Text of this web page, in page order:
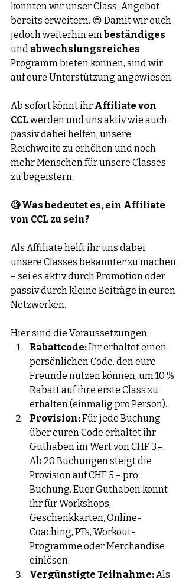
konnten wir unser Class-Angebot
bereits erweitern. 😍 Damit wir euch
jedoch weiterhin ein beständiges
und abwechslungsreiches
Programm bieten können, sind wir
auf eure Unterstützung angewiesen.
Ab sofort könnt ihr Affiliate von
CCL werden und uns aktiv wie auch
passiv dabei helfen, unsere
Reichweite zu erhöhen und noch
mehr Menschen für unsere Classes
zu begeistern.
🧐 Was bedeutet es, ein Affiliate
von CCL zu sein?
Als Affiliate helft ihr uns dabei,
unsere Classes bekannter zu machen
– sei es aktiv durch Promotion oder
passiv durch kleine Beiträge in euren
Netzwerken.
Hier sind die Voraussetzungen:
Rabattcode: Ihr erhaltet einen
persönlichen Code, den eure
Freunde nutzen können, um 10 %
Rabatt auf ihre erste Class zu
erhalten (einmalig pro Person).
Provision: Für jede Buchung
über euren Code erhaltet ihr
Guthaben im Wert von CHF 3.–.
Ab 20 Buchungen steigt die
Provision auf CHF 5.– pro
Buchung. Euer Guthaben könnt
ihr für Workshops,
Geschenkkarten, Online-
Coaching, PTs, Workout-
Programme oder Merchandise
einlösen.
Vergünstigte Teilnahme: Als